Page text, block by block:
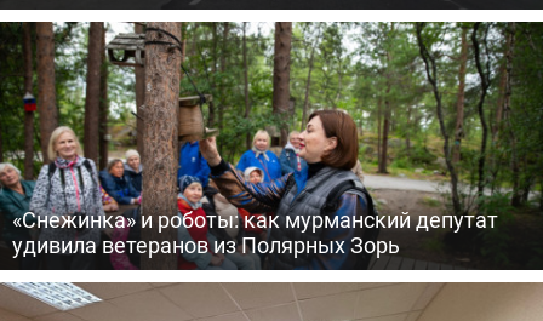
«Снежинка» и роботы: как мурманский депутат
удивила ветеранов из Полярных Зорь